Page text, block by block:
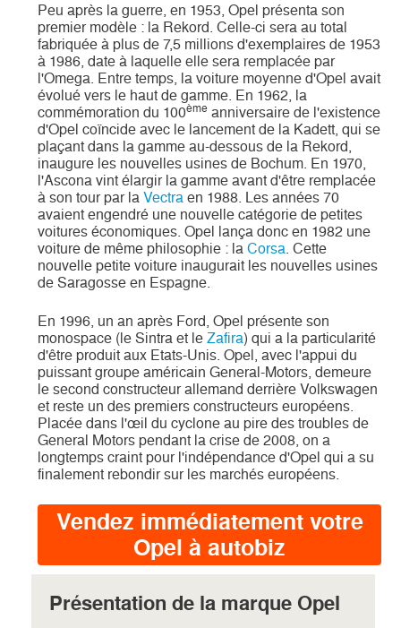
Peu après la guerre, en 1953, Opel présenta son
premier modèle : la Rekord. Celle-ci sera au total
fabriquée à plus de 7,5 millions d'exemplaires de 1953
à 1986, date à laquelle elle sera remplacée par
l'Omega. Entre temps, la voiture moyenne d'Opel avait
évolué vers le haut de gamme. En 1962, la
commémoration du 100ème anniversaire de l'existence
d'Opel coïncide avec le lancement de la Kadett, qui se
plaçant dans la gamme au-dessous de la Rekord,
inaugure les nouvelles usines de Bochum. En 1970,
l'Ascona vint élargir la gamme avant d'être remplacée
à son tour par laVectra en 1988. Les années 70
avaient engendré une nouvelle catégorie de petites
voitures économiques. Opel lança donc en 1982 une
voiture de même philosophie : laCorsa . Cette
nouvelle petite voiture inaugurait les nouvelles usines
de Saragosse en Espagne.
En 1996, un an après Ford, Opel présente son
monospace (le Sintra et leZafira) qui a la particularité
d'être produit aux Etats-Unis. Opel, avec l'appui du
puissant groupe américain General-Motors, demeure
le second constructeur allemand derrière Volkswagen
et reste un des premiers constructeurs européens.
Placée dans l'œil du cyclone au pire des troubles de
General Motors pendant la crise de 2008, on a
longtemps craint pour l'indépendance d'Opel qui a su
finalement rebondir sur les marchés européens.
Vendez immédiatement votre
Opel à autobiz
Présentation de la marque Opel